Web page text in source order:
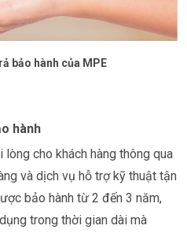
bảo hành của MPE
hành
cho khách hàng thông qua
và dịch vụ hỗ trợ kỹ thuật tận
bảo hành từ 2 đến 3 năm,
trong thời gian dài mà